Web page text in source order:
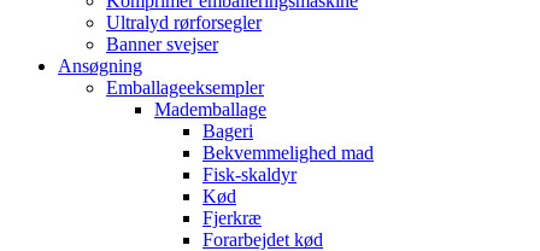
Ultralyd rørforsegler
Banner svejser
Ansøgning
Emballageeksempler
Mademballage
Bageri
Bekvemmelighed mad
Fisk-skaldyr
Kød
Fjerkræ
Forarbejdet kød